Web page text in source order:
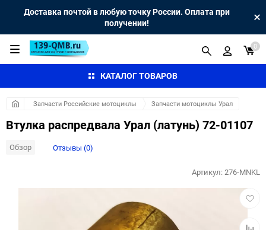
Доставка почтой в любую точку России. Оплата при
получении!
КАТАЛОГ ТОВАРОВ
0
Запчасти Российские мотоциклы Запчасти мотоциклы Урал
Втулка распредвала Урал (латунь) 72-01107
Обзор Отзывы (0)
в
Артикул:276-MNKL